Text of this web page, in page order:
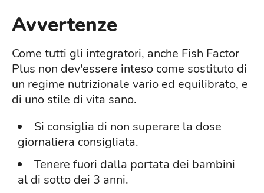
Avvertenze
Come tutti gli integratori, anche Fish Factor
Plus non dev'essere inteso come sostituto di
un regime nutrizionale vario ed equilibrato, e
di uno stile di vita sano.
Si consiglia di non superare la dose
giornaliera consigliata.
Tenere fuori dalla portata dei bambini
al di sotto dei 3 anni.